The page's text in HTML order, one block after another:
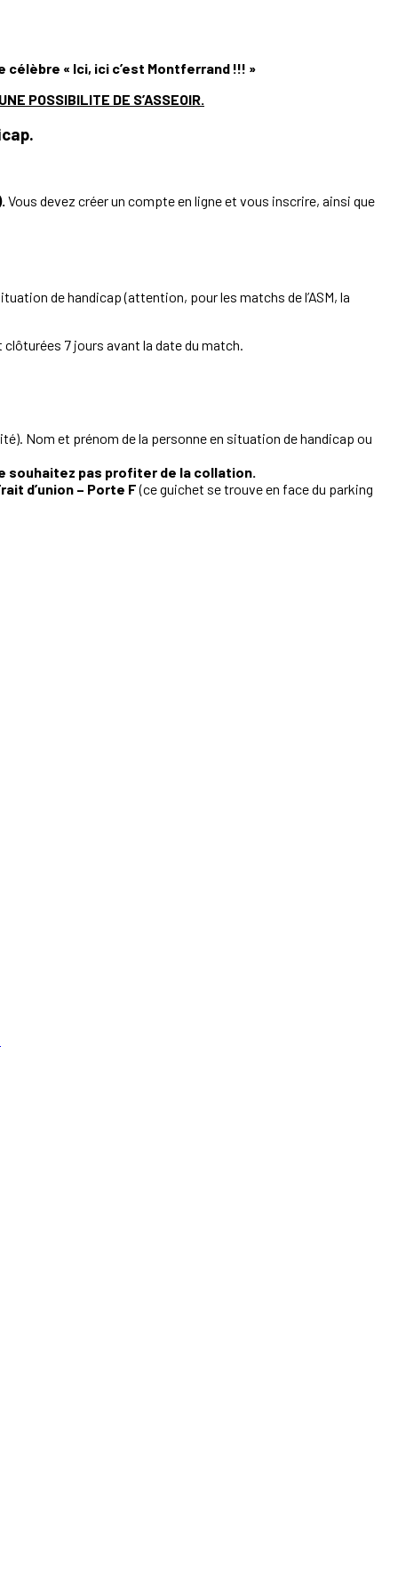
« Ici, ici c’est Montferrand !!! »
POSSIBILITE DE S’ASSEOIR.
Vous devez créer un compte en ligne et vous inscrire, ainsi que
de handicap (attention, pour les matchs de l’ASM, la
7 jours avant la date du match.
Nom et prénom de la personne en situation de handicap ou
souhaitez pas profiter de la collation.
d’union – Porte F(ce guichet se trouve en face du parking